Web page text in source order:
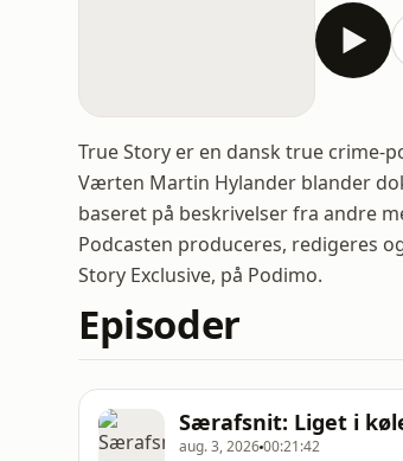
True Story er en dansk true
Værten Martin Hylander blander
baseret på beskrivelser fra andre
Podcasten produceres, redigeres
Story Exclusive, på Podimo.
Episoder
Særafsnit: Liget i
aug. 3, 202600:21:42